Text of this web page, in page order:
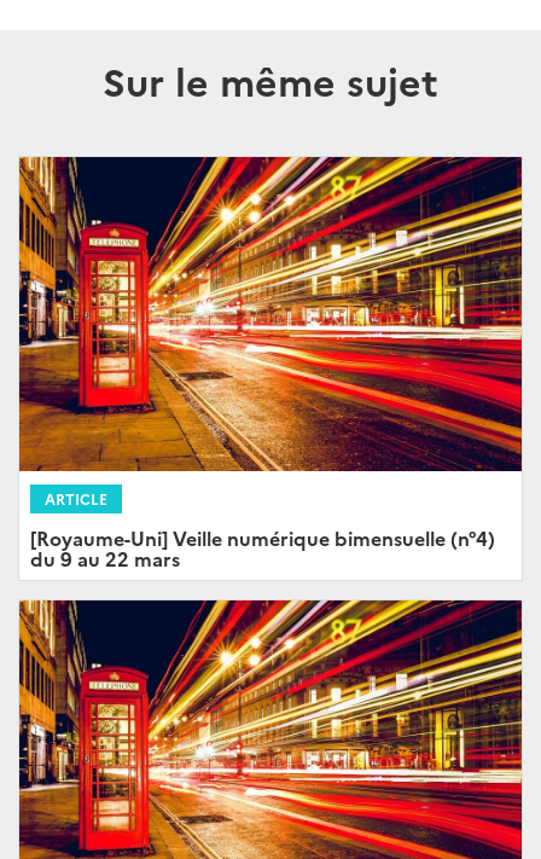
Sur le même sujet
ARTICLE
[Royaume-Uni] Veille numérique bimensuelle (n°4)
du 9 au 22 mars